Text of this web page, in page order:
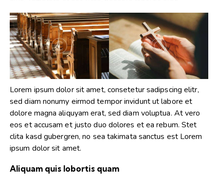
Lorem ipsum dolor sit amet, consetetur sadipscing elitr,
sed diam nonumy eirmod tempor invidunt ut labore et
dolore magna aliquyam erat, sed diam voluptua. At vero
eos et accusam et justo duo dolores et ea rebum. Stet
clita kasd gubergren, no sea takimata sanctus est Lorem
ipsum dolor sit amet.
Aliquam quis lobortis quam